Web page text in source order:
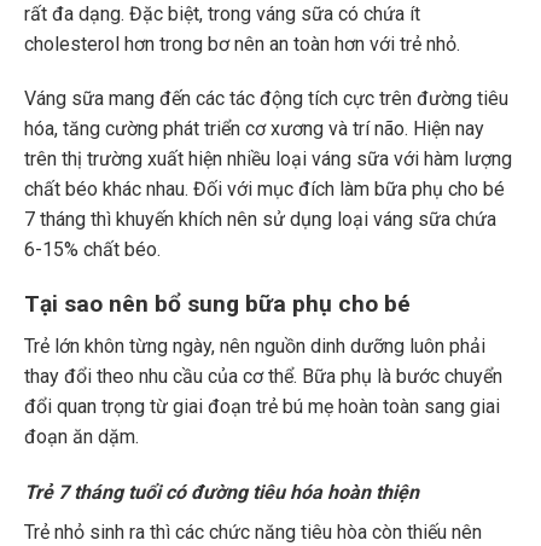
rất đa dạng. Đặc biệt, trong váng sữa có chứa ít
cholesterol hơn trong bơ nên an toàn hơn với trẻ nhỏ.
Váng sữa mang đến các tác động tích cực trên đường tiêu
hóa, tăng cường phát triển cơ xương và trí não. Hiện nay
trên thị trường xuất hiện nhiều loại váng sữa với hàm lượng
chất béo khác nhau. Đối với mục đích làm bữa phụ cho bé
7 tháng thì khuyến khích nên sử dụng loại váng sữa chứa
6-15% chất béo.
Tại sao nên bổ sung bữa phụ cho bé
Trẻ lớn khôn từng ngày, nên nguồn dinh dưỡng luôn phải
thay đổi theo nhu cầu của cơ thể. Bữa phụ là bước chuyển
đổi quan trọng từ giai đoạn trẻ bú mẹ hoàn toàn sang giai
đoạn ăn dặm.
Trẻ 7 tháng tuổi có đường tiêu hóa hoàn thiện
Trẻ nhỏ sinh ra thì các chức năng tiêu hòa còn thiếu nên